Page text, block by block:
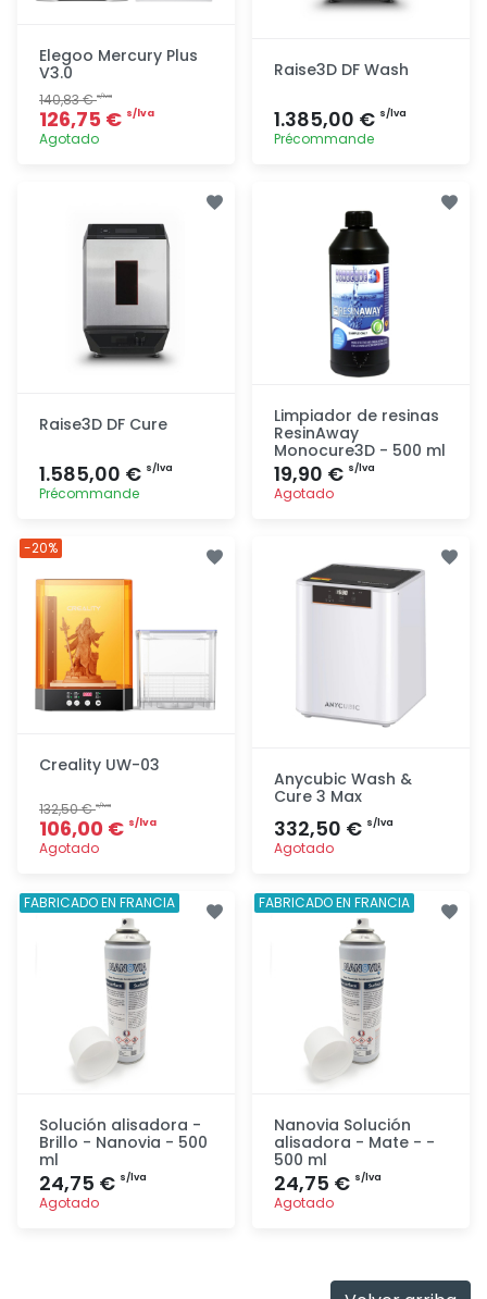
Elegoo Mercury Plus
V3.0
140,83 €s/lva
126,75 € s/lva
Agotado
Raise3D DF Wash
1.385,00 € s/lva
Précommande
Raise3D DF Cure
1.585,00 € s/lva
Précommande
Limpiador de resinas
ResinAway
Monocure3D - 500 ml
19,90 € s/lva
Agotado
Creality UW-03
132,50 €s/lva
106,00 € s/lva
Agotado
Agregar
-20%
Anycubic Wash &
Cure 3 Max
332,50 € s/lva
Agotado
Agregar
Solución alisadora -
Brillo - Nanovia - 500
ml
24,75 € s/lva
Agotado
FABRICADO EN FRANCIA
Nanovia Solución
alisadora - Mate - -
500 ml
24,75 € s/lva
Agotado
FABRICADO EN FRANCIA